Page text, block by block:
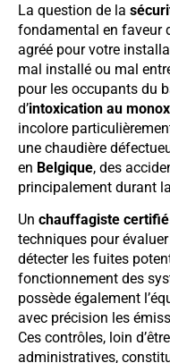
La question de la
fondamental en faveur
agréé pour votre
mal installé ou mal
pour les occupants du
d’intoxication au
incolore
une chaudière
en Belgique, des
principalement durant
Un chauffagiste certifié
techniques pour
détecter les fuites
fonctionnement des
possède également
avec précision les
Ces contrôles, loin
administratives,